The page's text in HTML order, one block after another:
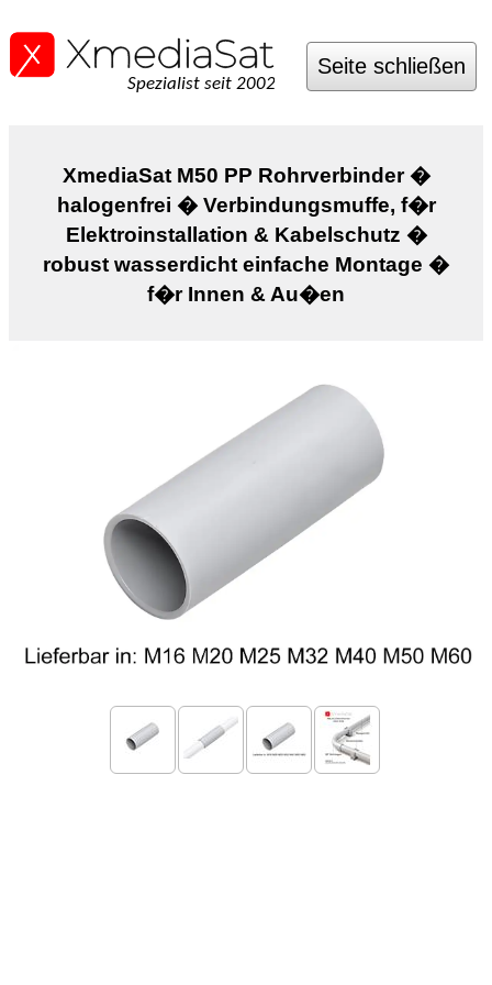
Spezialist seit 2002
Seite schließen
XmediaSat M50 PP Rohrverbinder �
halogenfrei � Verbindungsmuffe, f�r
Elektroinstallation & Kabelschutz �
robust wasserdicht einfache Montage �
f�r Innen & Au�en